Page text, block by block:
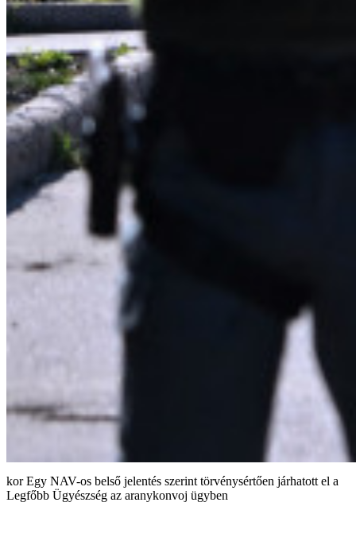
Egy NAV-os belső jelentés szerint törvénysértően járhatott el a
Legfőbb Ügyészség az aranykonvoj ügyben